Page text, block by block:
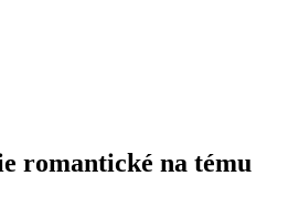
romantické na tému